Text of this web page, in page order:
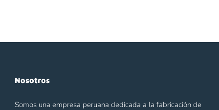
Nosotros
Somos una empresa peruana dedicada a la fabricación de